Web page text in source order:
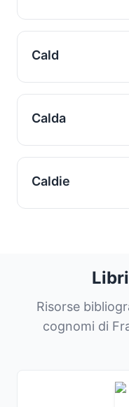
Cald
Calda
Caldie
Risorse
cognomi di